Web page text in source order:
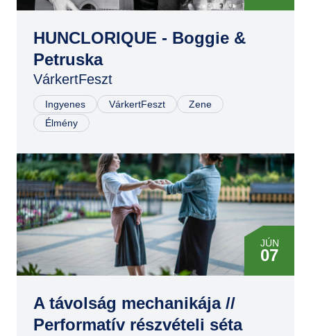
HUNCLORIQUE - Boggie &
Petruska
VárkertFeszt
Ingyenes VárkertFeszt
Zene
Élmény
JÚN
07
A távolság mechanikája //
Performatív részvételi séta